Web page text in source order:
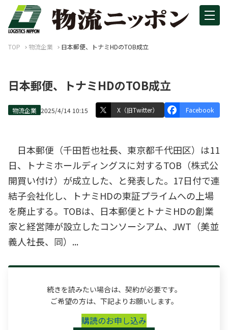
TOP 物流企業 日本郵便、トナミHDのTOB成立
日本郵便、トナミHDのTOB成立
物流企業 2025/4/14 10:15 X（旧Twitter） Facebook
日本郵便（千田哲也社長、東京都千代田区）は11
日、トナミホールディングスに対するTOB（株式公
開買い付け）が成立した、と発表した。17日付で連
結子会社化し、トナミHDの東証プライムへの上場
を廃止する。TOBは、日本郵便とトナミHDの創業
家と経営陣が設立したコンソーシアム、JWT（美並
義人社長、同）...
続きを読みたい場合は、契約が必要です。
ご希望の方は、下記よりお願いします。
購読のお申し込み